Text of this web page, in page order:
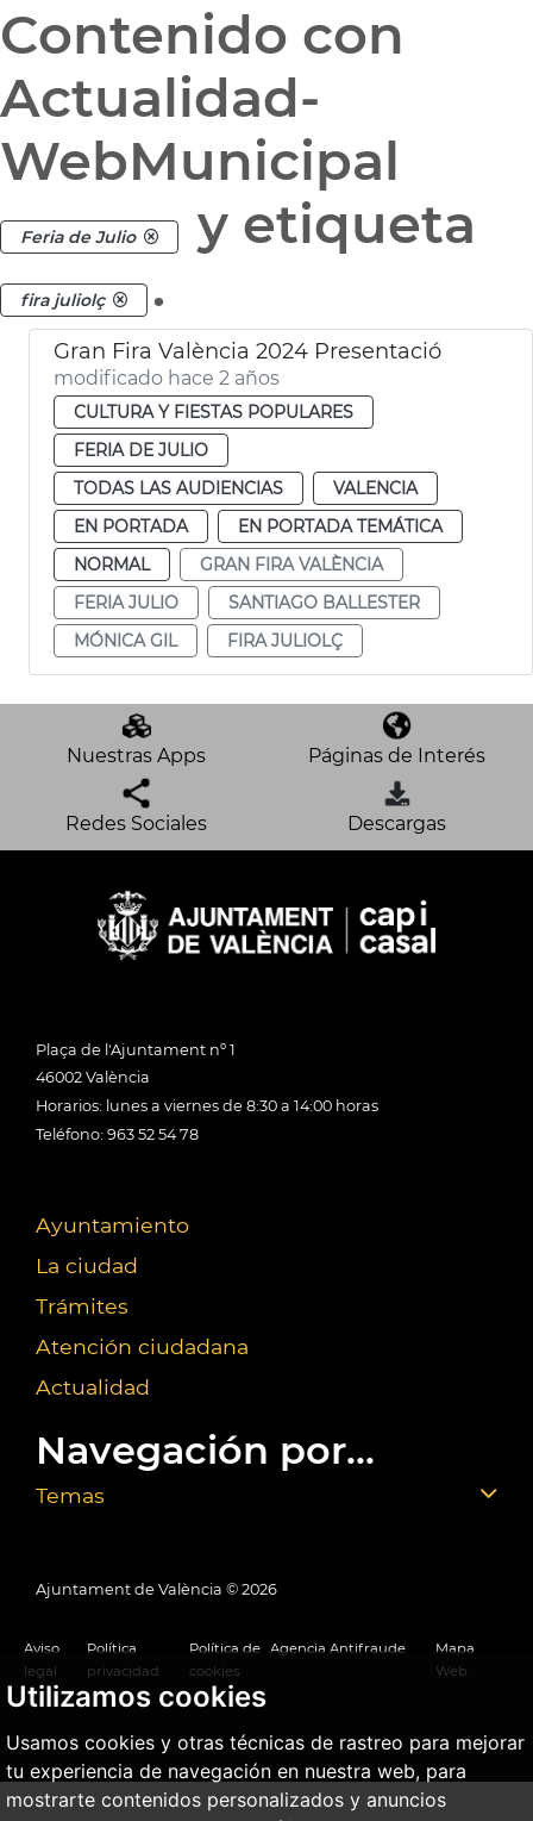
Utilizamos cookies
Usamos cookies y otras técnicas de rastreo para mejorar
tu experiencia de navegación en nuestra web, para
mostrarte contenidos personalizados y anuncios
Contenido con
Actualidad-
WebMunicipal
Feria de Julio y etiqueta
fira juliolç .
Gran Fira València 2024 Presentació
modificado hace 2 años
CULTURA Y FIESTAS POPULARES
FERIA DE JULIO
TODAS LAS AUDIENCIAS
VALENCIA
EN PORTADA
EN PORTADA TEMÁTICA
NORMAL
GRAN FIRA VALÈNCIA
FERIA JULIO
SANTIAGO BALLESTER
MÓNICA GIL
FIRA JULIOLÇ
Nuestras Apps Páginas de Interés
Redes Sociales Descargas
Plaça de l'Ajuntament nº 1
46002 València
Horarios: lunes a viernes de 8:30 a 14:00 horas
Teléfono: 963 52 54 78
Ayuntamiento
La ciudad
Trámites
Atención ciudadana
Actualidad
Navegación por...
Temas
Ajuntament de València © 2026
Aviso
legal
Política
privacidad
Política de
cookies
Agencia Antifraude
Mapa
Web